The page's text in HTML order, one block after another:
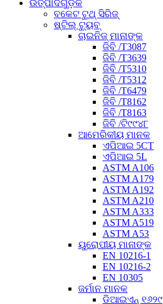
ଉତ୍ପାଦଗୁଡ଼ିକ
ବକେଟ ଟୁଥ୍ ସିରିଜ୍
ଷ୍ଟିଲ୍ ଟ୍ୟୁବ୍
ଚାଇନିଜ୍ ମାନାଙ୍କ
ଜିବି /T3087
ଜିବି /T3639
ଜିବି /T5310
ଜିବି /T5312
ଜିବି /T6479
ଜିବି /T8162
ଜିବି /T8163
ଜିବି /ଟି୯୯୪୮
ଆମେରିକୀୟ ମାନକ
ଏପିଆଇ 5CT
ଏପିଆଇ 5L
ASTM A106
ASTM A179
ASTM A192
ASTM A210
ASTM A333
ASTM A519
ASTM A53
ୟୁରୋପୀୟ ମାନାଙ୍କ
EN 10216-1
EN 10216-2
EN 10305
ଜର୍ମାନ ମାନକ
ଡିଆଇଏନ୍ ୧୬୨୯